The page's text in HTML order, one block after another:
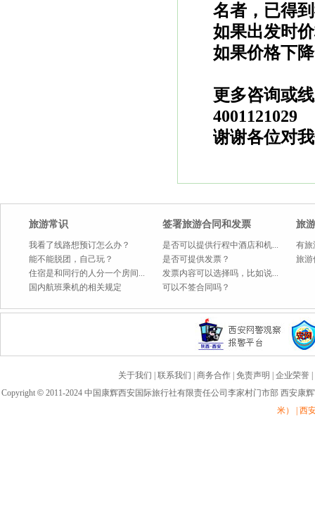
名者，已得
如果出发时
如果价格下
更多咨询或
4001121029
谢谢各位对
旅游常识
我看了线路想预订怎么办？
能不能脱团，自己玩？
住宿是和同行的人分一个房间...
国内航班乘机的相关规定
签署旅游合同和发票
是否可以提供行程中酒店和机...
是否可提供发票？
发票内容可以选择吗，比如说...
可以不签合同吗？
旅
有旅
旅游
关于我们 联系我们 商务合作 免责声明 企业荣誉
Copyright© 2011-2024 中国康辉西安国际旅行社有限责任公司李家村门市部 西安康
米） | 西